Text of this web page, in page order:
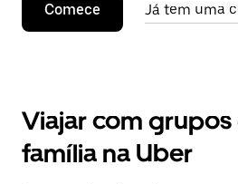
Comece Já tem uma
Viajar com
família na Uber